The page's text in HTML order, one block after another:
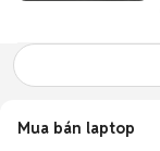
Mua bán laptop